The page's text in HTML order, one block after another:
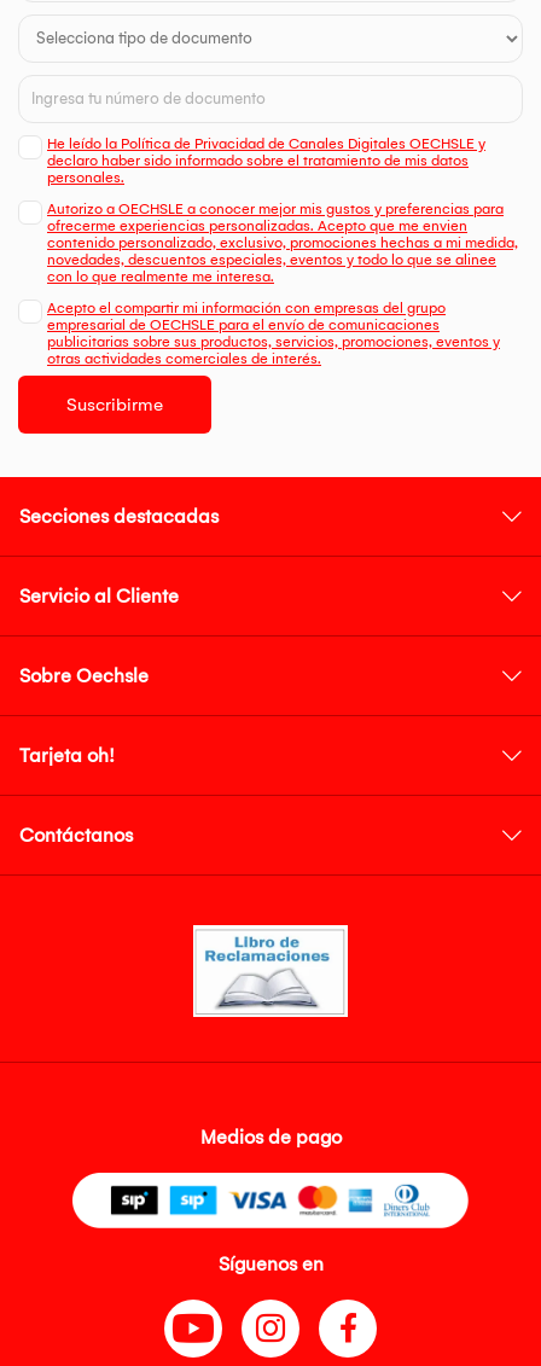
He leído la Política de Privacidad de Canales Digitales OECHSLE y
declaro haber sido informado sobre el tratamiento de mis datos
personales.
Autorizo a OECHSLE a conocer mejor mis gustos y preferencias para
ofrecerme experiencias personalizadas. Acepto que me envien
contenido personalizado, exclusivo, promociones hechas a mi medida,
novedades, descuentos especiales, eventos y todo lo que se alinee
con lo que realmente me interesa.
Acepto el compartir mi información con empresas del grupo
empresarial de OECHSLE para el envío de comunicaciones
publicitarias sobre sus productos, servicios, promociones, eventos y
otras actividades comerciales de interés.
Suscribirme
Secciones destacadas
Servicio al Cliente
Sobre Oechsle
Tarjeta oh!
Contáctanos
Medios de pago
Síguenos en